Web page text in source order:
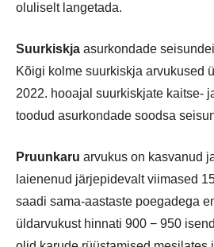
oluliselt langetada.
Suurkiskja asurkondade
Kõigi kolme suurkiskja arvukused
2022. hooajal suurkiskjate kaitse-
toodud asurkondade soodsa
Pruunkaru arvukus on kasvanud
laienenud järjepidevalt viimased
saadi sama-aastaste poegadega
üldarvukust hinnati 900 − 950